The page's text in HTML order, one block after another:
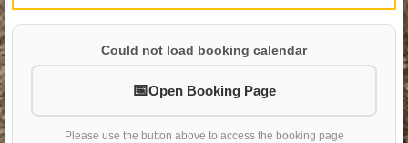
Could not load booking calendar
Open Booking Page
Please use the button above to access the booking page